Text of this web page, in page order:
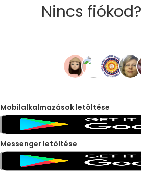
Nincs fiókod?
Mobilalkalmazások letöltése
Messenger letöltése